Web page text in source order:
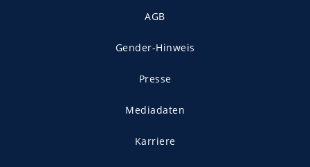
AGB
Gender-Hinweis
Presse
Mediadaten
Karriere